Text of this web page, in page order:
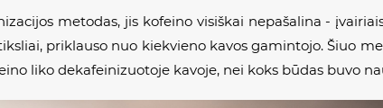
metodas, jis kofeino visiškai nepašalina -
priklauso nuo kiekvieno kavos gamintojo. Šiuo
liko dekafeinizuotoje kavoje, nei koks būdas buvo